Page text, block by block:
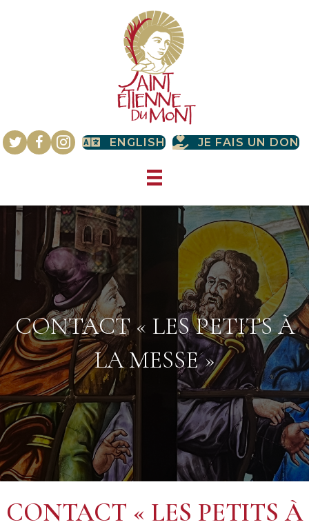
ENGLISH JE FAIS UN DON
CONTACT « LES PETITS À
LA MESSE »
CONTACT « LES PETITS À